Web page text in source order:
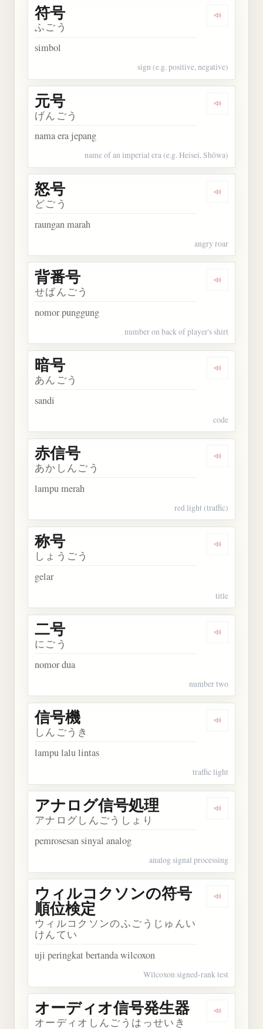
Dengarkan
符号
ふごう
simbol
sign (e.g. positive, negative)
Dengarkan
元号
げんごう
nama era jepang
name of an imperial era (e.g. Heisei, Shōwa)
Dengarkan
怒号
どごう
raungan marah
angry roar
Dengarkan
背番号
せばんごう
nomor punggung
number on back of player's shirt
Dengarkan
暗号
あんごう
sandi
code
Dengarkan
赤信号
あかしんごう
lampu merah
red light (traffic)
Dengarkan
称号
しょうごう
gelar
title
Dengarkan
二号
にごう
nomor dua
number two
Dengarkan
信号機
しんごうき
lampu lalu lintas
traffic light
Dengarkan
アナログ信号処理
アナログしんごうしょり
pemrosesan sinyal analog
analog signal processing
ウィルコクソンの符号
順位検定
ウィルコクソンのふごうじゅんい
けんてい
uji peringkat bertanda wilcoxon
Wilcoxon signed-rank test
Dengarkan
オーディオ信号発生器
オーディオしんごうはっせいき